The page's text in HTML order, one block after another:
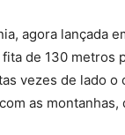
agora lançada
de 130
vezes de lado
as